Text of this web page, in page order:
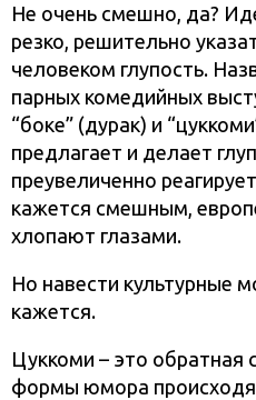
Не очень смешно, да?
резко, решительно
человеком глупость.
парных комедийных
“боке” (дурак) и
предлагает и делает
преувеличенно
кажется смешным,
хлопают глазами.
Но навести культурные
кажется.
Цуккоми – это обратная
формы юмора